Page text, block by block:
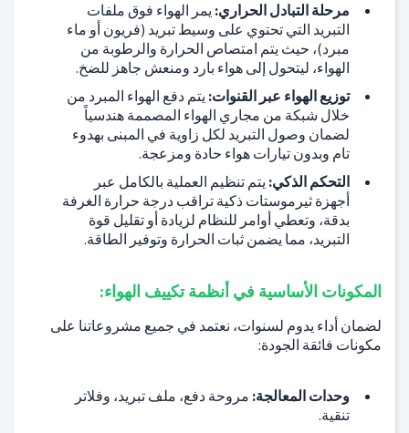
مرحلة التبادل الحراري:يمر الهواء فوق ملفات
التبريد التي تحتوي على وسيط تبريد (فريون أو ماء
مبرد)، حيث يتم امتصاص الحرارة والرطوبة من
الهواء، ليتحول إلى هواء بارد ومنعش جاهز للضخ.
توزيع الهواء عبر القنوات:يتم دفع الهواء المبرد من
خلال شبكة من مجاري الهواء المصممة هندسياً
لضمان وصول التبريد لكل زاوية في المبنى بهدوء
تام وبدون تيارات هواء حادة ومزعجة.
التحكم الذكي:يتم تنظيم العملية بالكامل عبر
أجهزة ثيرموستات ذكية تراقب درجة حرارة الغرفة
بدقة، وتعطي أوامر للنظام لزيادة أو تقليل قوة
التبريد، مما يضمن ثبات الحرارة وتوفير الطاقة.
المكونات الأساسية في أنظمة تكييف الهواء:
لضمان أداء يدوم لسنوات، نعتمد في جميع مشروعاتنا على
مكونات فائقة الجودة:
وحدات المعالجة:مروحة دفع، ملف تبريد، وفلاتر
تنقية.